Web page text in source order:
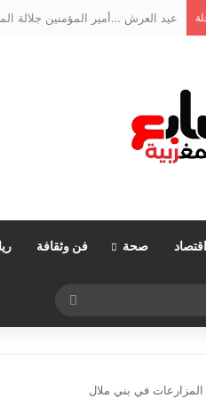
عيد العرش …أمير المؤمنين جلالة
اقتصاد صحة فن وثقافة
عن
في بني ملال